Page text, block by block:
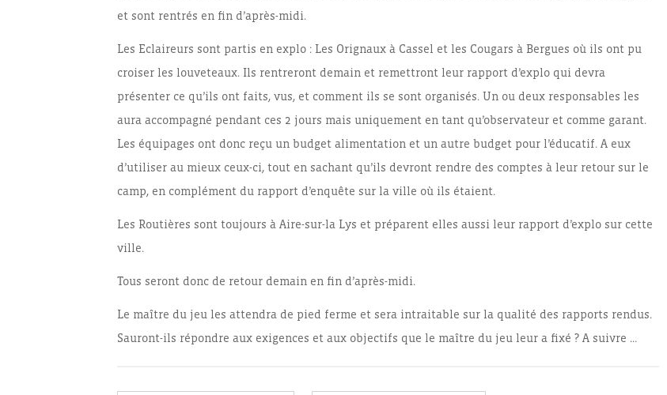
et sont rentrés en fin d’après-midi.
Les Eclaireurs sont partis en explo : Les Orignaux à Cassel et les Cougars à Bergues où ils ont pu
croiser les louveteaux. Ils rentreront demain et remettront leur rapport d’explo qui devra
présenter ce qu’ils ont faits, vus, et comment ils se sont organisés. Un ou deux responsables les
aura accompagné pendant ces 2 jours mais uniquement en tant qu’observateur et comme garant.
Les équipages ont donc reçu un budget alimentation et un autre budget pour l’éducatif. A eux
d’utiliser au mieux ceux-ci, tout en sachant qu’ils devront rendre des comptes à leur retour sur le
camp, en complément du rapport d’enquête sur la ville où ils étaient.
Les Routières sont toujours à Aire-sur-la Lys et préparent elles aussi leur rapport d’explo sur cette
ville.
Tous seront donc de retour demain en fin d’après-midi.
Le maître du jeu les attendra de pied ferme et sera intraitable sur la qualité des rapports rendus.
Sauront-ils répondre aux exigences et aux objectifs que le maître du jeu leur a fixé ? A suivre …